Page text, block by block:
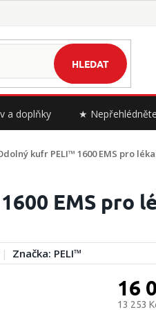
HLEDAT
a doplňky ★
kufr PELI™ 1600 EMS pro
EMS pro
Značka: PELI™
16
13 253